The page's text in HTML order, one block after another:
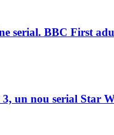
serial. BBC First
un nou serial Star